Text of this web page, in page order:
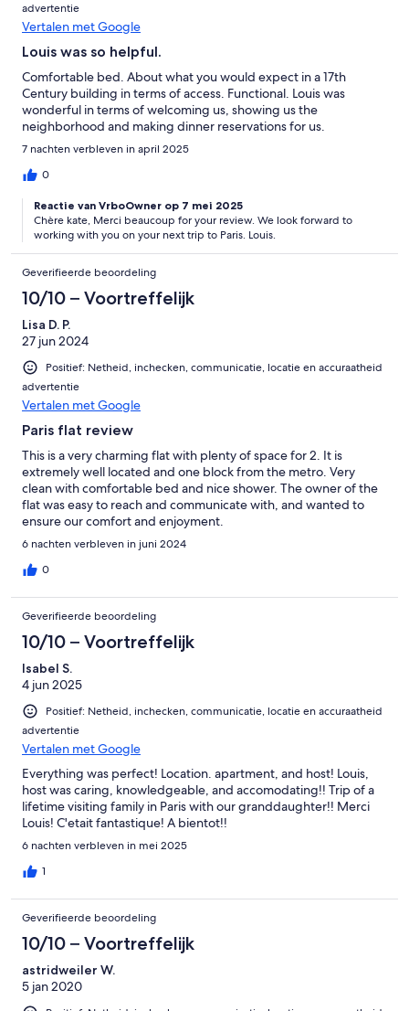
advertentie
Vertalen met Google
Louis was so helpful.
Comfortable bed. About what you would expect in a 17th
Century building in terms of access. Functional. Louis was
wonderful in terms of welcoming us, showing us the
neighborhood and making dinner reservations for us.
7 nachten verbleven in april 2025
0
Reactie van VrboOwner op 7 mei 2025
Chère kate, Merci beaucoup for your review. We look forward to
working with you on your next trip to Paris. Louis.
Geverifieerde beoordeling
10/10 – Voortreffelijk
Lisa D. P.
27 jun 2024
Positief: Netheid, inchecken, communicatie, locatie en accuraatheid
advertentie
Vertalen met Google
Paris flat review
This is a very charming flat with plenty of space for 2. It is
extremely well located and one block from the metro. Very
clean with comfortable bed and nice shower. The owner of the
flat was easy to reach and communicate with, and wanted to
ensure our comfort and enjoyment.
6 nachten verbleven in juni 2024
0
Geverifieerde beoordeling
10/10 – Voortreffelijk
Isabel S.
4 jun 2025
Positief: Netheid, inchecken, communicatie, locatie en accuraatheid
advertentie
Vertalen met Google
Everything was perfect! Location. apartment, and host! Louis,
host was caring, knowledgeable, and accomodating!! Trip of a
lifetime visiting family in Paris with our granddaughter!! Merci
Louis! C'etait fantastique! A bientot!!
6 nachten verbleven in mei 2025
1
Geverifieerde beoordeling
10/10 – Voortreffelijk
astridweiler W.
5 jan 2020